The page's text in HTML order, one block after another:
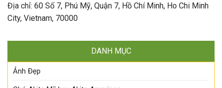
Địa chỉ: 60 Số 7, Phú Mỹ, Quận 7, Hồ Chí Minh, Ho Chi Minh
City, Vietnam, 70000
DANH MỤC
Ảnh Đẹp